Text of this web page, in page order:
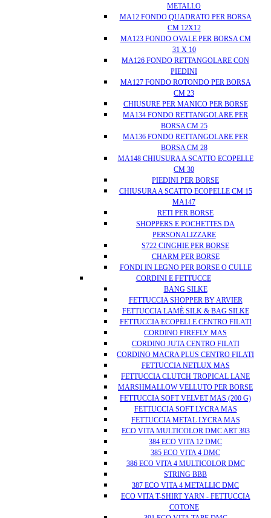
METALLO
MA12 FONDO QUADRATO PER BORSA
CM 12X12
MA123 FONDO OVALE PER BORSA CM
31 X 10
MA126 FONDO RETTANGOLARE CON
PIEDINI
MA127 FONDO ROTONDO PER BORSA
CM 23
CHIUSURE PER MANICO PER BORSE
MA134 FONDO RETTANGOLARE PER
BORSA CM 25
MA136 FONDO RETTANGOLARE PER
BORSA CM 28
MA148 CHIUSURA A SCATTO ECOPELLE
CM 30
PIEDINI PER BORSE
CHIUSURA A SCATTO ECOPELLE CM 15
MA147
RETI PER BORSE
SHOPPERS E POCHETTES DA
PERSONALIZZARE
S722 CINGHIE PER BORSE
CHARM PER BORSE
FONDI IN LEGNO PER BORSE O CULLE
CORDINI E FETTUCCE
BANG SILKE
FETTUCCIA SHOPPER BY ARVIER
FETTUCCIA LAMÈ SILK & BAG SILKE
FETTUCCIA ECOPELLE CENTRO FILATI
CORDINO FIREFLY MAS
CORDINO JUTA CENTRO FILATI
CORDINO MACRA PLUS CENTRO FILATI
FETTUCCIA NETLUX MAS
FETTUCCIA CLUTCH TROPICAL LANE
MARSHMALLOW VELLUTO PER BORSE
FETTUCCIA SOFT VELVET MAS (200 G)
FETTUCCIA SOFT LYCRA MAS
FETTUCCIA METAL LYCRA MAS
ECO VITA MULTICOLOR DMC ART 393
384 ECO VITA 12 DMC
385 ECO VITA 4 DMC
386 ECO VITA 4 MULTICOLOR DMC
STRING BBB
387 ECO VITA 4 METALLIC DMC
ECO VITA T-SHIRT YARN - FETTUCCIA
COTONE